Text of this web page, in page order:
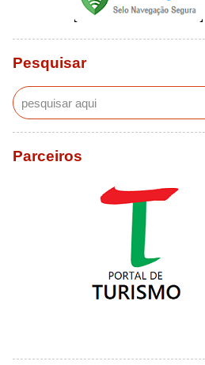
Pesquisar
Parceiros